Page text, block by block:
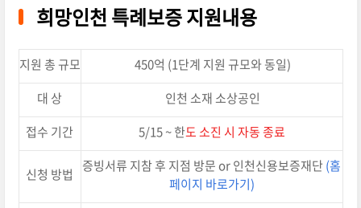
희망인천 특례보증 지원내용
지원 총 규모
450억 (1단계 지원 규모와 동일)
대 상
인천 소재 소상공인
접수 기간
5/15 ~ 한도 소진 시 자동 종료
신청 방법 증빙서류 지참 후 지점 방문 or 인천신용보증재단(홈
페이지 바로가기)